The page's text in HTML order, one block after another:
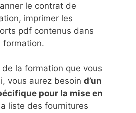
le contrat de
imprimer les
pdf contenus dans
formation.
de la formation que vous
vous aurez besoin d’un
pour la mise en
liste des fournitures